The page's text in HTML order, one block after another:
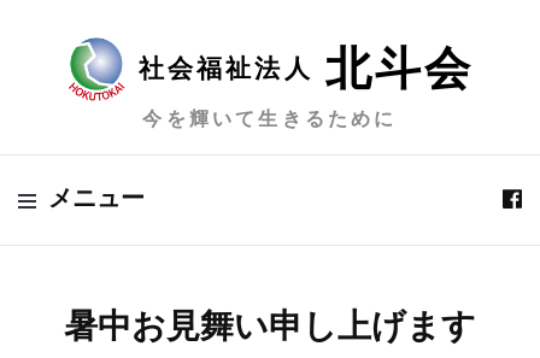
社会福祉法人 北斗会
今を輝いて生きるために
メニュー
暑中お見舞い申し上げます